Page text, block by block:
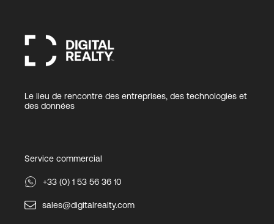
Le lieu de rencontre des entreprises, des technologies et
des données
Service commercial
+33 (0) 1 53 56 36 10
sales@digitalrealty.com